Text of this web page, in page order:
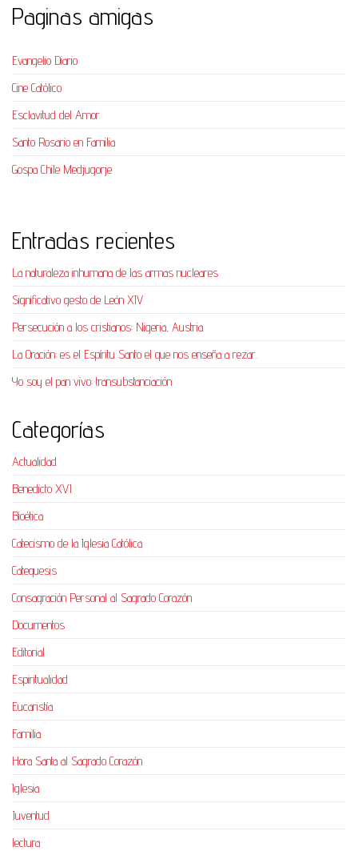
Paginas amigas
Evangelio Diario
Cine Católico
Esclavitud del Amor
Santo Rosario en Familia
Gospa Chile Medjugorje
Entradas recientes
La naturaleza inhumana de las armas nucleares
Significativo gesto de León XIV
Persecución a los cristianos: Nigeria, Austria
La Oración: es el Espíritu Santo el que nos enseña a rezar.
Yo soy el pan vivo: transubstanciación
Categorías
Actualidad
Benedicto XVI
Bioética
Catecismo de la Iglesia Católica
Catequesis
Consagración Personal al Sagrado Corazón
Documentos
Editorial
Espiritualidad
Eucaristía
Familia
Hora Santa al Sagrado Corazón
Iglesia
Juventud
lectura